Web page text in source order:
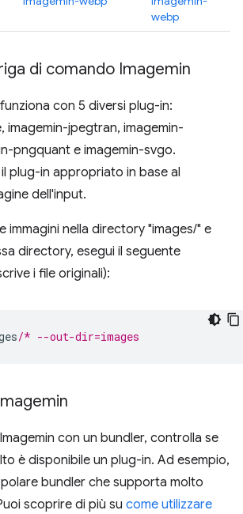
webp
di comando Imagemin
con 5 diversi plug-in:
imagemin-jpegtran, imagemin-
pngquant e imagemin-svgo.
plug-in appropriato in base al
dell'input.
immagini nella directory "images/" e
directory, esegui il seguente
i file originali):
/* --out-dir=images
con un bundler, controlla se
è disponibile un plug-in. Ad esempio,
bundler che supporta molto
scoprire di più su come utilizzare